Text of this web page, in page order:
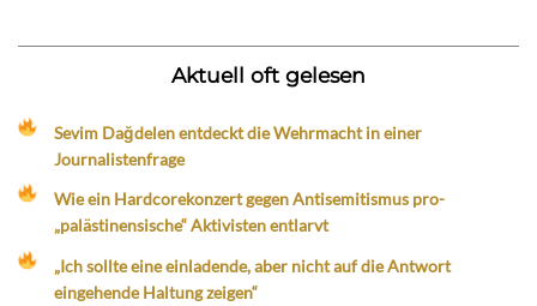
Aktuell oft gelesen
Sevim Dağdelen entdeckt die Wehrmacht in einer
Journalistenfrage
Wie ein Hardcorekonzert gegen Antisemitismus pro-
„palästinensische“ Aktivisten entlarvt
„Ich sollte eine einladende, aber nicht auf die Antwort
eingehende Haltung zeigen“